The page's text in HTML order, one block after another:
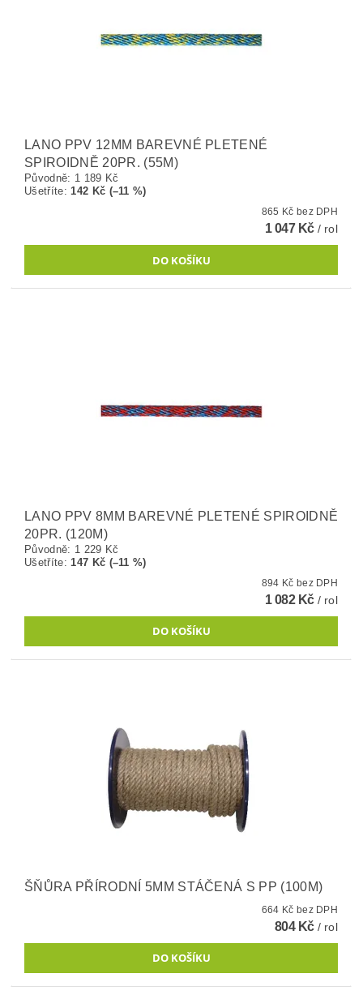
LANO PPV 12MM BAREVNÉ PLETENÉ
SPIROIDNĚ 20PR. (55M)
Původně: 1 189 Kč
Ušetříte:142 Kč (–11 %)
865 Kč bez DPH
1 047 Kč / rol
LANO PPV 8MM BAREVNÉ PLETENÉ SPIROIDNĚ
20PR. (120M)
Původně: 1 229 Kč
Ušetříte: 147 Kč (–11 %)
894 Kč bez DPH
1 082 Kč / rol
ŠŇŮRA PŘÍRODNÍ 5MM STÁČENÁ S PP (100M)
664 Kč bez DPH
804 Kč / rol